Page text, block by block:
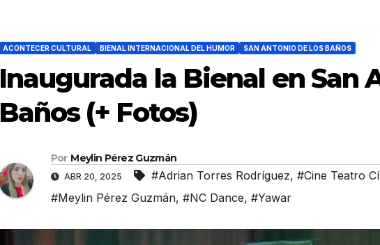
ACONTECER CULTURAL BIENAL INTERNACIONAL DEL HUMOR SAN ANTONIO DE LOS BAÑOS
Inaugurada la Bienal en San
Baños (+ Fotos)
Por Meylin Pérez Guzmán
ABR 20, 2025 #Adrian Torres Rodríguez, #Cine Teatro
#Meylin Pérez Guzmán, #NC Dance, #Yawar